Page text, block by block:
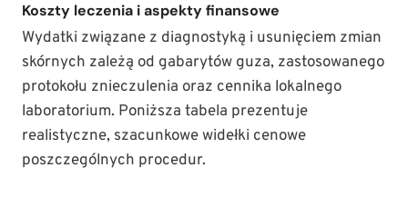
Koszty leczenia i aspekty finansowe
Wydatki związane z diagnostyką i usunięciem zmian
skórnych zależą od gabarytów guza, zastosowanego
protokołu znieczulenia oraz cennika lokalnego
laboratorium. Poniższa tabela prezentuje
realistyczne, szacunkowe widełki cenowe
poszczególnych procedur.